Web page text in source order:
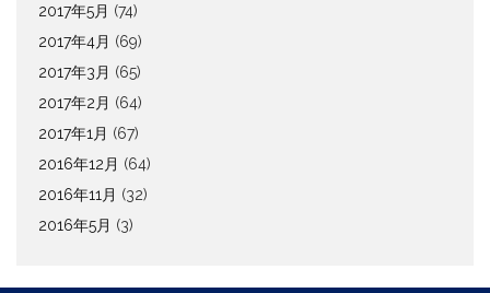
2017年5月 (74)
2017年4月 (69)
2017年3月 (65)
2017年2月 (64)
2017年1月 (67)
2016年12月 (64)
2016年11月 (32)
2016年5月 (3)